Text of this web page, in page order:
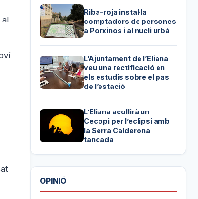
al
Riba-roja instal·la
comptadors de persones
a Porxinos i al nucli urbà
L’Ajuntament de l’Eliana
veu una rectificació en
els estudis sobre el pas
de l’estació
L’Eliana acollirà un
Cecopi per l’eclipsi amb
la Serra Calderona
tancada
OPINIÓ